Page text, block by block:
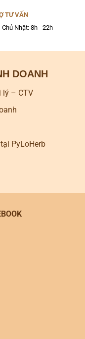
TƯ VẤN
Chủ Nhật: 8h - 22h
DOANH
lý – CTV
PyLoHerb